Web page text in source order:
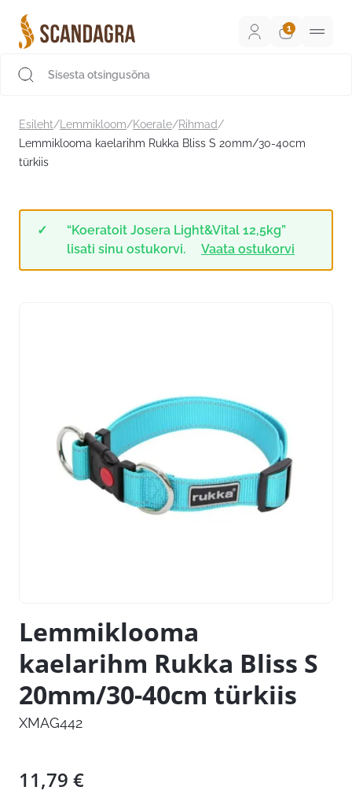
sisu
juurde
Esileht/ Lemmikloom/Koerale/Rihmad/
Lemmiklooma kaelarihm Rukka Bliss S 20mm/30-40cm
türkiis
“Koeratoit Josera Light&Vital 12,5kg”
lisati sinu ostukorvi.
Vaata ostukorvi
Lemmiklooma
kaelarihm Rukka Bliss S
20mm/30-40cm türkiis
XMAG442
11,79 €